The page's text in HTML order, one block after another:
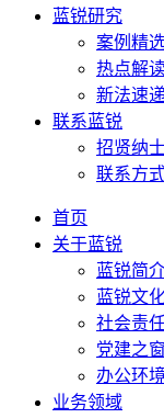
蓝锐研究
案例精
热点解
新法速递
联系蓝锐
招贤纳
联系方
首页
关于蓝锐
蓝锐简
蓝锐文
社会责
党建之窗
办公环境
业务领域